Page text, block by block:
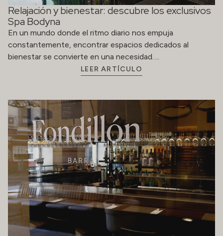
Relajación y bienestar: descubre los exclusivos
Spa Bodyna
En un mundo donde el ritmo diario nos empuja
constantemente, encontrar espacios dedicados al
bienestar se convierte en una necesidad….
LEER ARTÍCULO